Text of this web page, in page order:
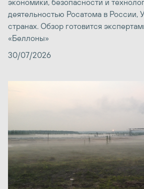
экономики, безопасности и
деятельностью Росатома в России,
странах. Обзор готовится
«Беллоны»
30/07/2026